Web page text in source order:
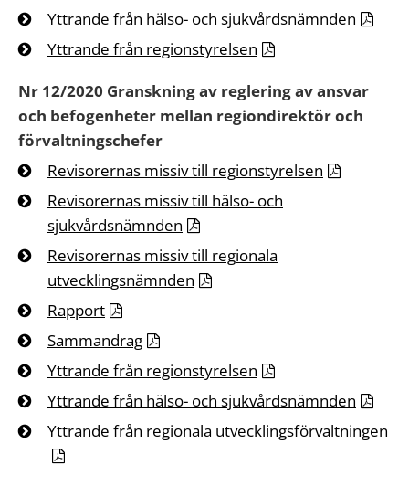
Yttrande från hälso- och sjukvårdsnämnden
Yttrande från regionstyrelsen
Nr 12/2020 Granskning av reglering av ansvar
och befogenheter mellan regiondirektör och
förvaltningschefer
Revisorernas missiv till regionstyrelsen
Revisorernas missiv till hälso- och
sjukvårdsnämnden
Revisorernas missiv till regionala
utvecklingsnämnden
Rapport
Sammandrag
Yttrande från regionstyrelsen
Yttrande från hälso- och sjukvårdsnämnden
Yttrande från regionala utvecklingsförvaltningen